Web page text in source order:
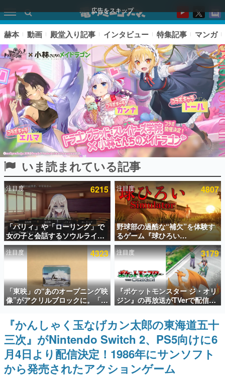
広告をスキップ
ピックアップ
電ファミのいま読まれている記事ランキング
アプリセール情報
インタビュー
連載・特集一覧
殿堂入り記事
SNS拡散数が数千以上！ ページビュー数万以上！ などな
ど。多くの人々に読まれた、電ファミ渾身の“殿堂入り”記
事をまとめました。
ゲームの企画書
名作ゲームクリエイターの方々に製作時のエピソードをお
聞きし、ヒットする企画（ゲーム）とは何か？を探ってい
きます。
赫本
この物語を解いてはいけない。『赫本』は、〈試験問題〉
赫本 動画 殿堂入り記事 インタビュー 特集記事 マンガ
いま読まれている記事
注目度 6215
「パリィ」や「ローリング」で
女の子と会話するソウルライク
恋愛ゲーム『小早川さんはソウ
ルライク』無料公開。返事に失
敗すると「YOU DIED」
注目度 4807
野球部の過酷な“補欠”を体験す
るゲーム『球ひろい
Simulator』が「1件」のウィッ
シュリストをもとにチェコ語に
対応しSNSで話題に。『キング
ダム・カム』開発元やチェコの
プロ野球選手から称賛の声
注目度 4323
「東映」の“あのオープニング映
像”がアクリルブロックに。「東
映ヒストリカル グッズコレクシ
ョン」が8月下旬より発売
注目度 3179
『ポケットモンスター ジ・オリ
ジン』の再放送がTVerで配信
中！レッド（CV：竹内順子）が
主人公のオリジナルアニメ
『かんしゃく玉なげカン太郎の東海道五十
三次』がNintendo Switch 2、PS5向けに6
月4日より配信決定！1986年にサンソフト
から発売されたアクションゲーム